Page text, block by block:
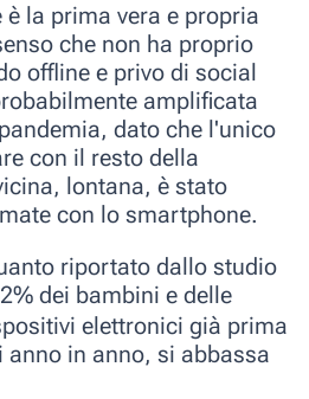
è la prima vera e propria
che non ha proprio
offline e privo di social
amplificata
dato che l'unico
con il resto della
lontana, è stato
con lo smartphone.
riportato dallo studio
dei bambini e delle
elettronici già prima
anno in anno, si abbassa